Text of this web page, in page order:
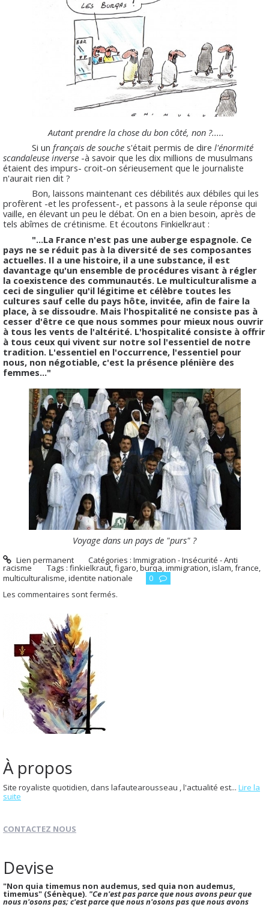
Autant prendre la chose du bon côté, non ?.....
Si un français de souche s'était permis de dire l'énormité
scandaleuse inverse -à savoir que les dix millions de musulmans
étaient des impurs- croit-on sérieusement que le journaliste
n'aurait rien dit ?
Bon, laissons maintenant ces débilités aux débiles qui les
profèrent -et les professent-, et passons à la seule réponse qui
vaille, en élevant un peu le débat. On en a bien besoin, après de
tels abîmes de crétinisme. Et écoutons Finkielkraut :
"...La France n'est pas une auberge espagnole. Ce
pays ne se réduit pas à la diversité de ses composantes
actuelles. Il a une histoire, il a une substance, il est
davantage qu'un ensemble de procédures visant à régler
la coexistence des communautés. Le multiculturalisme a
ceci de singulier qu'il légitime et célèbre toutes les
cultures sauf celle du pays hôte, invitée, afin de faire la
place, à se dissoudre. Mais l'hospitalité ne consiste pas à
cesser d'être ce que nous sommes pour mieux nous ouvrir
à tous les vents de l'altérité. L'hospitalité consiste à offrir
à tous ceux qui vivent sur notre sol l'essentiel de notre
tradition. L'essentiel en l'occurrence, l'essentiel pour
nous, non négotiable, c'est la présence plénière des
femmes..."
Voyage dans un pays de "purs" ?
Lien permanent Catégories :Immigration - Insécurité - Anti
racisme Tags : finkielkraut,figaro,burqa,immigration,islam,france,
multiculturalisme,identite nationale
0
Les commentaires sont fermés.
À propos
Site royaliste quotidien, dans lafautearousseau , l'actualité est... Lire la
suite
CONTACTEZ NOUS
Devise
"Non quia timemus non audemus, sed quia non audemus,
timemus" (Sénèque). "Ce n'est pas parce que nous avons peur que
nous n'osons pas; c'est parce que nous n'osons pas que nous avons